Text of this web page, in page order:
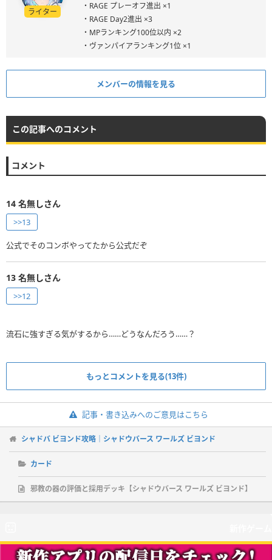
ライター
・RAGE プレーオフ進出 ×1
・RAGE Day2進出 ×3
・MPランキング100位以内 ×2
・ヴァンパイアランキング1位 ×1
メンバーの情報を見る
この記事へのコメント
コメント
14 名無しさん
>>13
公式でそのコンボやってたから公式だぞ
13 名無しさん
>>12
もっとコメントを見る(13件)
記事・書き込みへのご意見はこちら
シャドバ ビヨンド攻略｜シャドウバース ワールズ ビヨンド
カード
邪教の器の評価と採用デッキ【シャドウバース ワールズ ビヨンド】